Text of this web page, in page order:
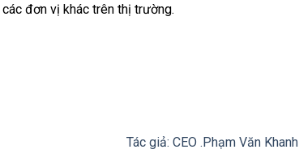
đơn vị khác trên thị trường.
Tác giả: CEO .Phạm Văn Khanh